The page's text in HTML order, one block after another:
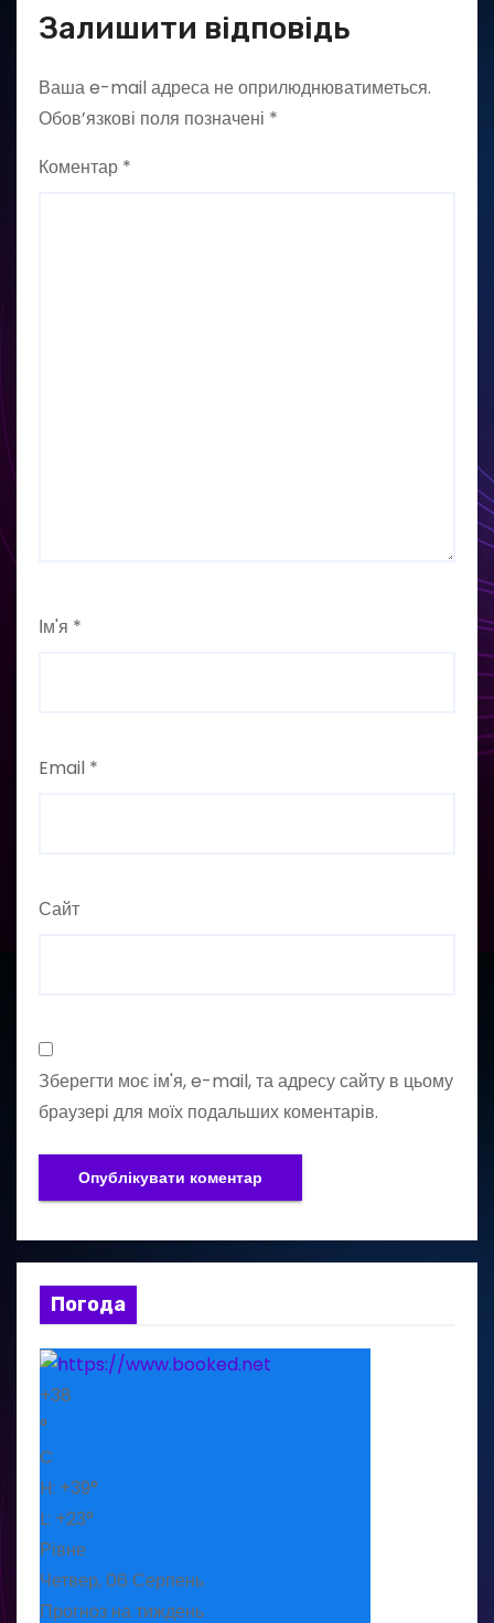
Залишити відповідь
Ваша e-mail адреса не оприлюднюватиметься.
Обов’язкові поля позначені *
Коментар *
Ім'я *
Email *
Сайт
Зберегти моє ім'я, e-mail, та адресу сайту в цьому
браузері для моїх подальших коментарів.
Погода
+38
°
C
H: +39°
L: +23°
Рівне
Четвер, 06 Серпень
Прогноз на тиждень